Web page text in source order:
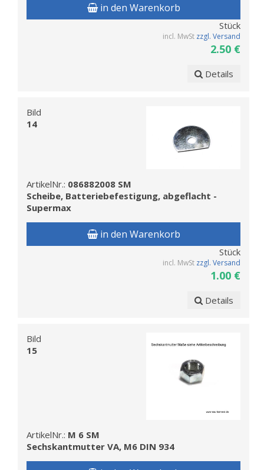
in den Warenkorb
Stück
incl. MwSt zzgl. Versand
2.50 €
Details
Bild
14
ArtikelNr.: 086882008 SM
Scheibe, Batteriebefestigung, abgeflacht -
Supermax
in den Warenkorb
Stück
incl. MwSt zzgl. Versand
1.00 €
Details
Bild
15
ArtikelNr.: M 6 SM
Sechskantmutter VA, M6 DIN 934